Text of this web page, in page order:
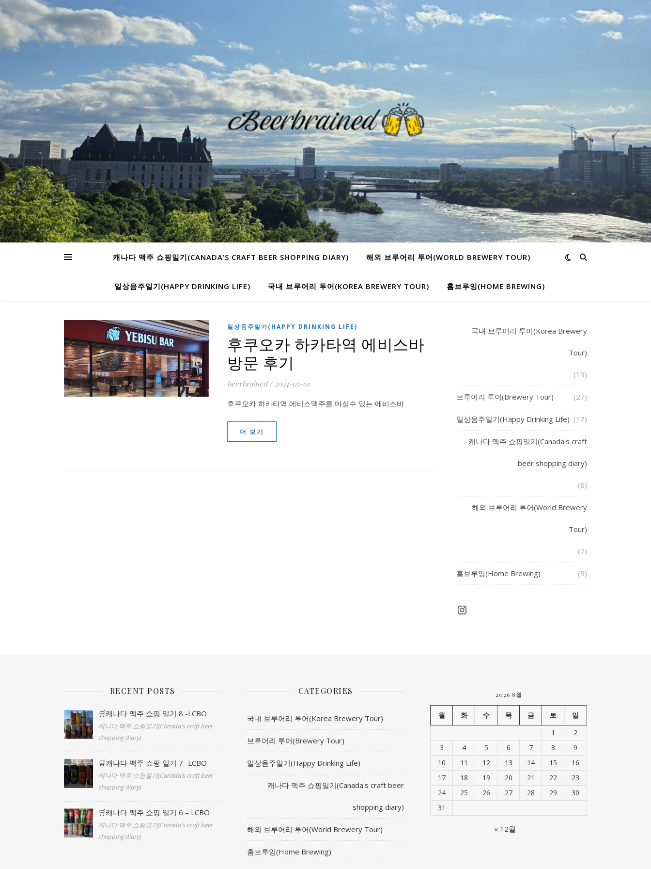
캐나다 맥주 쇼핑일기(CANADA’S CRAFT BEER SHOPPING DIARY) 해외 브루어리 투어(WORLD BREWERY TOUR)
일상음주일기(HAPPY DRINKING LIFE) 국내 브루어리 투어(KOREA BREWERY TOUR) 홈브루잉(HOME BREWING)
일상음주일기(HAPPY DRINKING LIFE)
후쿠오카 하카타역 에비스바
방문 후기
beerbrained / 2024-05-01
후쿠오카 하카타역 에비스맥주를 마실수 있는 에비스바
더 보기
국내 브루어리 투어(Korea Brewery
Tour)
(19)
브루어리 투어(Brewery Tour) (27)
일상음주일기(Happy Drinking Life) (17)
캐나다 맥주 쇼핑일기(Canada's craft
beer shopping diary)
(8)
해외 브루어리 투어(World Brewery
Tour)
(7)
홈브루잉(Home Brewing) (9)
Instagram
RECENT POSTS
🛒캐나다 맥주 쇼핑 일기 8 -LCBO
캐나다 맥주 쇼핑일기(Canada's craft beer
shopping diary)
🛒캐나다 맥주 쇼핑 일기 7 -LCBO
캐나다 맥주 쇼핑일기(Canada's craft beer
shopping diary)
🛒캐나다 맥주 쇼핑 일기 6 – LCBO
캐나다 맥주 쇼핑일기(Canada's craft beer
shopping diary)
CATEGORIES
국내 브루어리 투어(Korea Brewery Tour)
브루어리 투어(Brewery Tour)
일상음주일기(Happy Drinking Life)
캐나다 맥주 쇼핑일기(Canada's craft beer
shopping diary)
해외 브루어리 투어(World Brewery Tour)
홈브루잉(Home Brewing)
2026 8월
월 화 수 목 금 토
일
1
2
3
4 5 6 7 8
9
10
11 12 13 14 15
16
17
18 19 20 21 22
23
24
25 26 27 28 29
30
31
« 12월